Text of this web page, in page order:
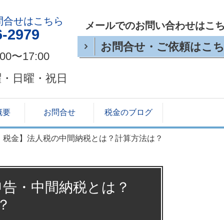
せはこちら
2979
〜17:00
日曜・祝日
メールでのお問い合わせはこ
お問合せ・ご依頼はこ
要 お問合せ 税金のブログ
税金】法人税の中間納税とは？計算方法は？
・中間納税とは？